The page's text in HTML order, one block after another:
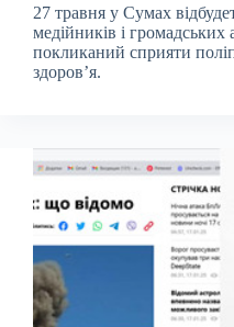
27 травня у Сумах
медійників і громадських
покликаний сприяти
здоров’я.